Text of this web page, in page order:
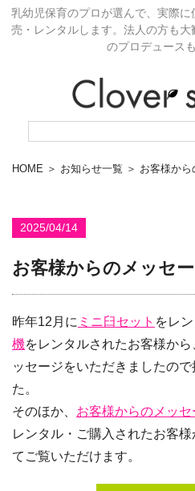
乳幼児保育のプロが選んで、実際
売・レンタルします。法人の方も
のプロデュース
HOME ＞ お知らせ一覧 ＞ お客様か
2025/04/14
お客様からのメッセ
昨年12月に ミニ臼セット をレ
機をレンタルされたお客様か
ッセージをいただきましたの
た。
そのほか、 お客様からのメッセ
レンタル・ご購入されたお客
てご覧いただけます。